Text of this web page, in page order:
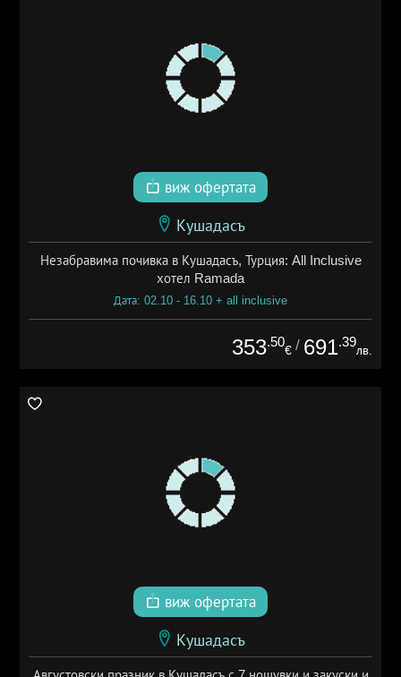
виж офертата
Кушадасъ
Незабравима почивка в Кушадасъ, Турция: All Inclusive
хотел Ramada
Дата: 02.10 - 16.10 + all inclusive
353.50
€ / 691.39
лв.
виж офертата
Кушадасъ